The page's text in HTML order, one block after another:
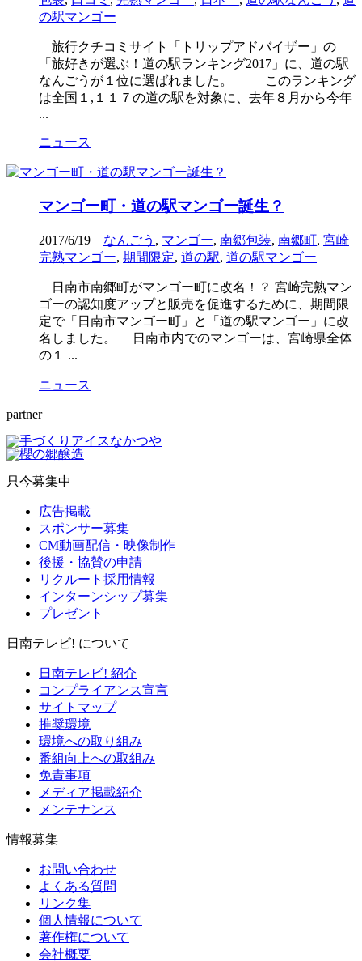
の駅マンゴー
旅行クチコミサイト「トリップアドバイザー」の
「旅好きが選ぶ！道の駅ランキング2017」に、道の駅
なんごうが１位に選ばれました。 このランキング
は全国１,１１７の道の駅を対象に、去年８月から今年
...
ニュース
マンゴー町・道の駅マンゴー誕生？
2017/6/19 なんごう , マンゴー, 南郷包装, 南郷町, 宮崎
完熟マンゴー, 期間限定, 道の駅, 道の駅マンゴー
日南市南郷町がマンゴー町に改名！？ 宮崎完熟マン
ゴーの認知度アップと販売を促進するために、期間限
定で「日南市マンゴー町」と「道の駅マンゴー」に改
名しました。 日南市内でのマンゴーは、宮崎県全体
の１ ...
ニュース
partner
只今募集中
広告掲載
スポンサー募集
CM動画配信・映像制作
後援・協賛の申請
リクルート採用情報
インターンシップ募集
プレゼント
日南テレビ! について
日南テレビ! 紹介
コンプライアンス宣言
サイトマップ
推奨環境
環境への取り組み
番組向上への取組み
免責事項
メディア掲載紹介
メンテナンス
情報募集
お問い合わせ
よくある質問
リンク集
個人情報について
著作権について
会社概要